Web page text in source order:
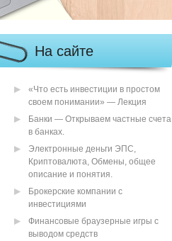
На сайте
«Что есть инвестиции в простом
своем понимании» — Лекция
Банки — Открываем частные счета
в банках.
Электронные деньги ЭПС,
Криптовалюта, Обмены, общее
описание и понятия.
Брокерские компании с
инвестициями
Финансовые браузерные игры с
выводом средств